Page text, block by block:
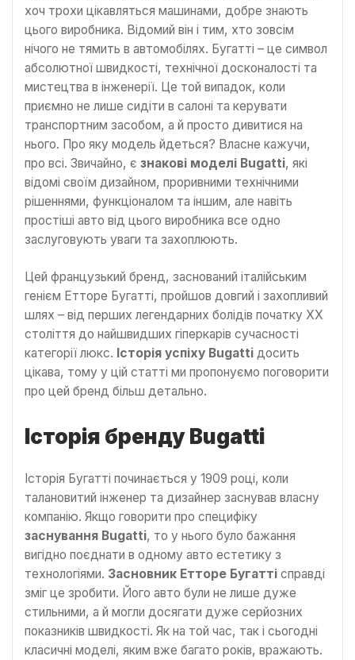
хоч трохи цікавляться машинами, добре знають
цього виробника. Відомий він і тим, хто зовсім
нічого не тямить в автомобілях. Бугатті – це символ
абсолютної швидкості, технічної досконалості та
мистецтва в інженерії. Це той випадок, коли
приємно не лише сидіти в салоні та керувати
транспортним засобом, а й просто дивитися на
нього. Про яку модель йдеться? Власне кажучи,
про всі. Звичайно, є знакові моделі Bugatti, які
відомі своїм дизайном, проривними технічними
рішеннями, функціоналом та іншим, але навіть
простіші авто від цього виробника все одно
заслуговують уваги та захоплюють.
Цей французький бренд, заснований італійським
генієм Етторе Бугатті, пройшов довгий і захопливий
шлях – від перших легендарних болідів початку XX
століття до найшвидших гіперкарів сучасності
категорії люкс. Історія успіху Bugatti досить
цікава, тому у цій статті ми пропонуємо поговорити
про цей бренд більш детально.
Історія бренду Bugatti
Історія Бугатті починається у 1909 році, коли
талановитий інженер та дизайнер заснував власну
компанію. Якщо говорити про специфіку
заснування Bugatti, то у нього було бажання
вигідно поєднати в одному авто естетику з
технологіями. Засновник Етторе Бугатті справді
зміг це зробити. Його авто були не лише дуже
стильними, а й могли досягати дуже серйозних
показників швидкості. Як на той час, так і сьогодні
класичні моделі, яким вже багато років, вражають.